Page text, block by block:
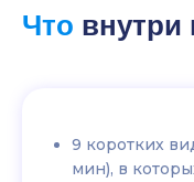
Что внутри
9 коротких
мин), в